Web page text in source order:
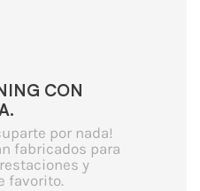
CON
por nada!
fabricados para
y
favorito.